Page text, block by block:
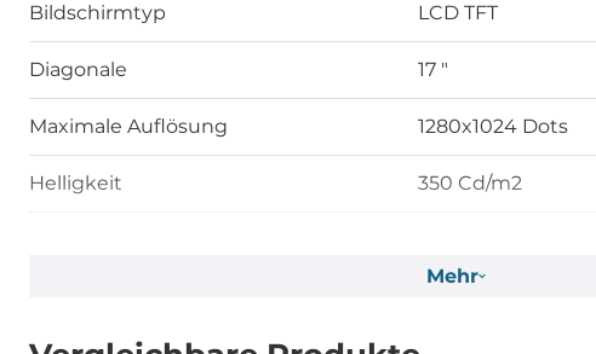
Bildschirmtyp LCD TFT
Diagonale 17 "
Maximale Auflösung 1280x1024 Dots
Helligkeit 350 Cd/m2
Mehr